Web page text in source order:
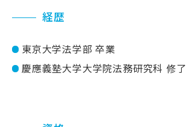
経歴
東京大学法学部 卒業
慶應義塾大学大学院法務研究科 修了